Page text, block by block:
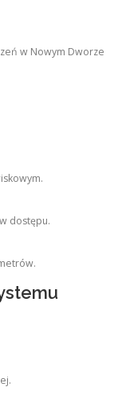
w Nowym Dworze
dostępu.